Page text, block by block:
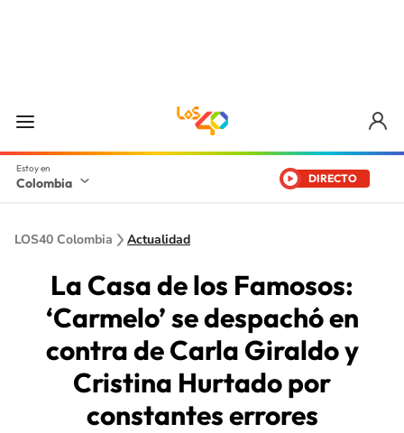
Colombia DIRECTO
LOS40 Colombia Actualidad
La Casa de los Famosos:
‘Carmelo’ se despachó en
contra de Carla Giraldo y
Cristina Hurtado por
constantes errores